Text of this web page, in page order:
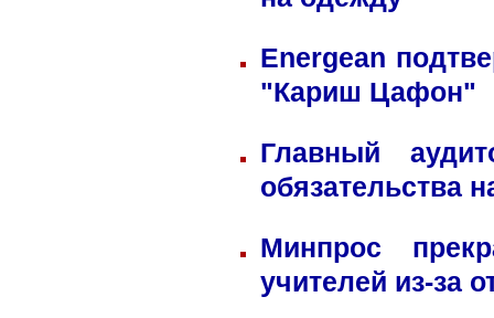
Energean
"Кариш Цафон"
Главный
обязательства
Минпрос
учителей из-за